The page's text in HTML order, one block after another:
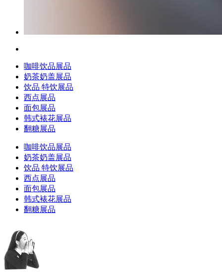
咖啡饮品展品
奶茶奶盖展品
饮品 特饮展品
西点展品
面包展品
韩式裱花展品
翻糖展品
咖啡饮品展品
奶茶奶盖展品
饮品 特饮展品
西点展品
面包展品
韩式裱花展品
翻糖展品